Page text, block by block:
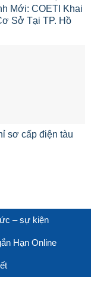
Mới: COETI Khai
Sở Tại TP. Hồ
sơ cấp điện tàu
– sự kiện
Hạn Online